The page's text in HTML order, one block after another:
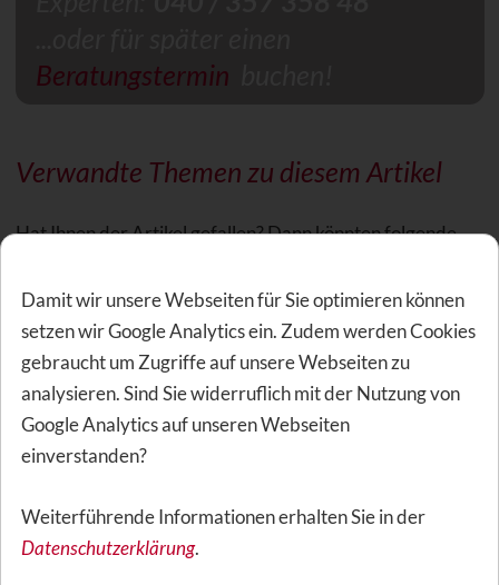
Beratungstermin
Verwandte Themen zu diesem Artikel
Hat Ihnen der Artikel gefallen? Dann könnten folgende
Zahnprophylaxe: Schöne Zähne richtig
pflegen
Die Zahnprophylaxe ist eine Vorsorge beim Zahnarzt. Die
Ursachen für viele Beschwerden. Ihre Zähne bleiben
schön und gesund. Gute Zahnzusatzversicherungen
Damit wir unsere Webseiten für Sie optimieren können
setzen wir Google Analytics ein. Zudem werden Cookies
gebraucht um Zugriffe auf unsere Webseiten zu
analysieren. Sind Sie widerruflich mit der Nutzung von
Google Analytics auf unseren Webseiten
einverstanden?
Weiterführende Informationen erhalten Sie in der
Datenschutzerklärung.